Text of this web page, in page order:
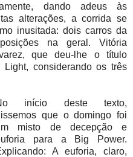
dando adeus às
alterações, a corrida se
inusitada: dois carros da
na geral. Vitória
que deu-lhe o título
considerando os três
início deste texto,
que o domingo foi
misto de decepção e
para a Big Power.
A euforia, claro,